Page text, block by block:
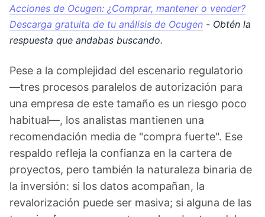
Acciones de Ocugen: ¿Comprar, mantener o vender?
Descarga gratuita de tu análisis de Ocugen - Obtén la
respuesta que andabas buscando.
Pese a la complejidad del escenario regulatorio
—tres procesos paralelos de autorización para
una empresa de este tamaño es un riesgo poco
habitual—, los analistas mantienen una
recomendación media de "compra fuerte". Ese
respaldo refleja la confianza en la cartera de
proyectos, pero también la naturaleza binaria de
la inversión: si los datos acompañan, la
revalorización puede ser masiva; si alguna de las